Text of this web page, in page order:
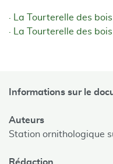
La Tourterelle des
La Tourterelle des
Informations sur le
Auteurs
Station ornithologique
Rédaction